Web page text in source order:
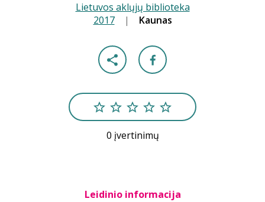
Lietuvos aklųjų biblioteka
2017 | Kaunas
0 įvertinimų
Leidinio informacija